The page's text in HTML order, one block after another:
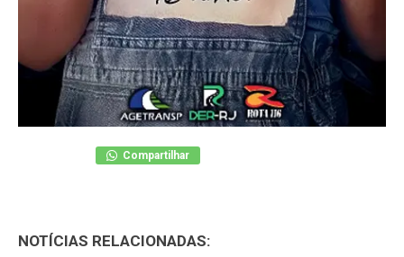
Compartilhar
NOTÍCIAS RELACIONADAS: